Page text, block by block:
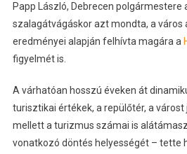
Papp László, Debrecen polgármestere
szalagátvágáskor azt mondta, a város
eredményei alapján felhívta magára a
figyelmét is.
A várhatóan hosszú éveken át
turisztikai értékek, a repülőtér, a
mellett a turizmus számai is
vonatkozó döntés helyességét – tette